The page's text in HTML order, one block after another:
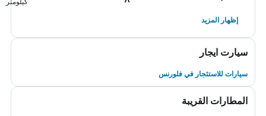
إظهار المزيد
سيارت ايجار
سيارات للاستئجار في فلورنس
المطارات القريبة